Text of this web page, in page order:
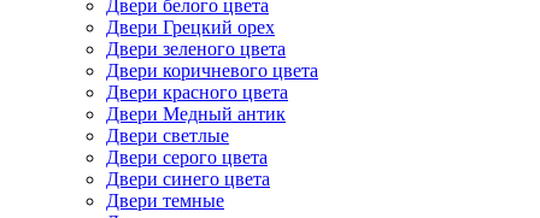
Двери белого цвета
Двери Грецкий орех
Двери зеленого цвета
Двери коричневого цвета
Двери красного цвета
Двери Медный антик
Двери светлые
Двери серого цвета
Двери синего цвета
Двери темные